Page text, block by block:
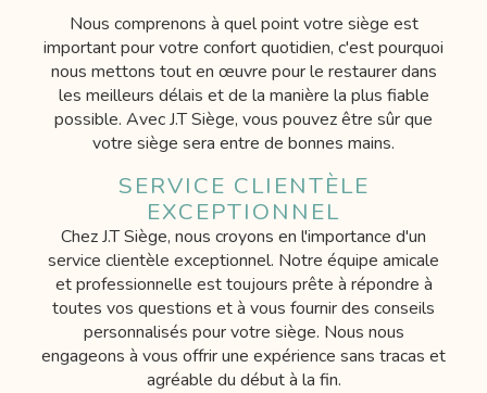
Nous comprenons à quel point votre siège est
important pour votre confort quotidien, c'est pourquoi
nous mettons tout en œuvre pour le restaurer dans
les meilleurs délais et de la manière la plus fiable
possible. Avec J.T Siège, vous pouvez être sûr que
votre siège sera entre de bonnes mains.
SERVICE CLIENTÈLE
EXCEPTIONNEL
Chez J.T Siège, nous croyons en l'importance d'un
service clientèle exceptionnel. Notre équipe amicale
et professionnelle est toujours prête à répondre à
toutes vos questions et à vous fournir des conseils
personnalisés pour votre siège. Nous nous
engageons à vous offrir une expérience sans tracas et
agréable du début à la fin.